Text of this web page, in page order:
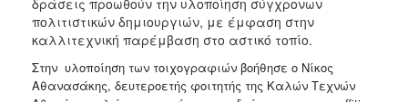
δράσεις προωθούν την υλοποίηση σύγχρονων
πολιτιστικών δημιουργιών, με έμφαση στην
καλλιτεχνική παρέμβαση στο αστικό τοπίο.
Στην υλοποίηση των τοιχογραφιών βοήθησε ο Νίκος
Αθανασάκης, δευτεροετής φοιτητής της Καλών Τεχνών